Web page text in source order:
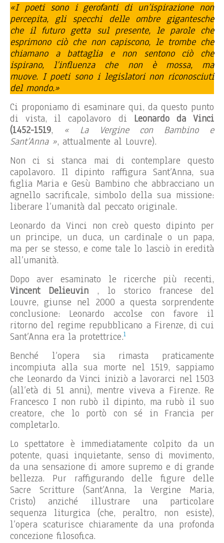
«I poeti sono i gerofanti di un’ispirazione non
percepita, gli specchi delle ombre gigantesche
che il futuro getta sul presente, le parole che
esprimono ciò che non capiscono, le trombe che
chiamano a battaglia e non sentono ciò che
ispirano, l’influenza che non è mossa, ma
muove. I poeti sono i legislatori non riconosciuti
del mondo.»
Ci proponiamo di esaminare qui, da questo punto
di vista, il capolavoro di Leonardo da Vinci
(1452-1519, « La Vergine con Bambino e
Sant’Anna », attualmente al Louvre).
Non ci si stanca mai di contemplare questo
capolavoro. Il dipinto raffigura Sant’Anna, sua
figlia Maria e Gesù Bambino che abbracciano un
agnello sacrificale, simbolo della sua missione:
liberare l’umanità dal peccato originale.
Leonardo da Vinci non creò questo dipinto per
un principe, un duca, un cardinale o un papa,
ma per se stesso, e come tale lo lasciò in eredità
all’umanità.
Dopo aver esaminato le ricerche più recenti,
Vincent Delieuvin , lo storico francese del
Louvre, giunse nel 2000 a questa sorprendente
conclusione: Leonardo accolse con favore il
ritorno del regime repubblicano a Firenze, di cui
Sant’Anna era la protettrice.1
Benché l’opera sia rimasta praticamente
incompiuta alla sua morte nel 1519, sappiamo
che Leonardo da Vinci iniziò a lavorarci nel 1503
(all’età di 51 anni), mentre viveva a Firenze. Re
Francesco I non rubò il dipinto, ma rubò il suo
creatore, che lo portò con sé in Francia per
completarlo.
Lo spettatore è immediatamente colpito da un
potente, quasi inquietante, senso di movimento,
da una sensazione di amore supremo e di grande
bellezza. Pur raffigurando delle figure delle
Sacre Scritture (Sant’Anna, la Vergine Maria,
Cristo) anziché illustrare una particolare
sequenza liturgica (che, peraltro, non esiste),
l’opera scaturisce chiaramente da una profonda
concezione filosofica.